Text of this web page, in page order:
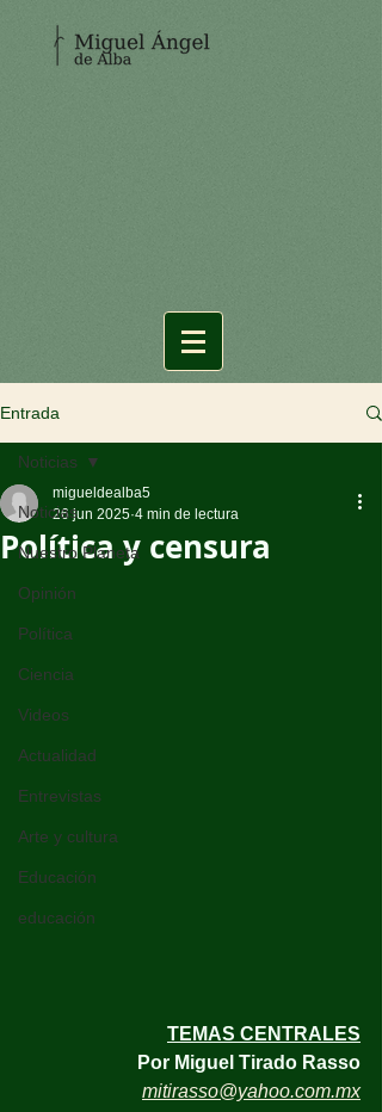
Entrada
Noticias
Nuestro Planeta
Opinión
Política
Ciencia
Videos
Actualidad
Entrevistas
Arte y cultura
Educación
educación
Noticias
Política y censura
migueldealba5
26 jun 2025 4 min de lectura
TEMAS CENTRALES
Por Miguel Tirado Rasso
mitirasso@yahoo.com.mx